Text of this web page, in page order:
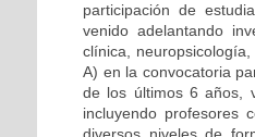
participación de
venido adelantando
clínica,
A) en la convocatoria
de los últimos 6 años,
incluyendo profesores